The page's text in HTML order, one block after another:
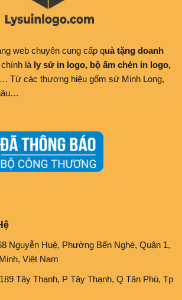
web chuyên cung cấp quà tặng doanh
là ly sứ in logo, bộ ấm chén in logo,
Từ các thương hiệu gốm sứ Minh Long,
Nguyễn Huệ, Phường Bến Nghé, Quận 1,
Việt Nam
189 Tây Thạnh, P Tây Thạnh, Q Tân Phú, Tp